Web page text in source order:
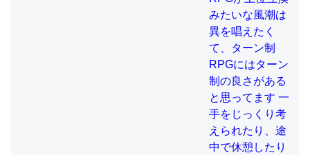
これを元に考えるとカルシウムを大量に使う脊椎動物と貝
類は苦労してるんだな…。腹足類だと殻を無くしてナメク
─ニュース :: 【研究発表】昆虫学の大問題＝「昆虫はなぜ海にいな